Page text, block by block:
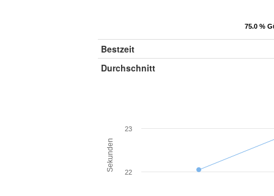
75.0 %
75.0 %
Bestzeit
Durchschnitt
Sekunden
22
23